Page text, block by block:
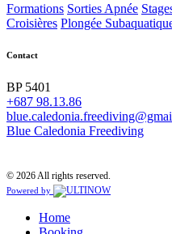
Formations Sorties Apnée
Croisières Plongée
Contact
BP 5401
+687 98.13.86
Blue Caledonia Freediving
© 2026 All rights reserved.
Powered by
Home